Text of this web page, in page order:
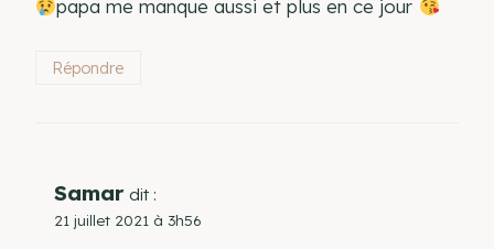
papa me manque aussi et plus en ce jour
Répondre
Samar dit :
21 juillet 2021 à 3h56